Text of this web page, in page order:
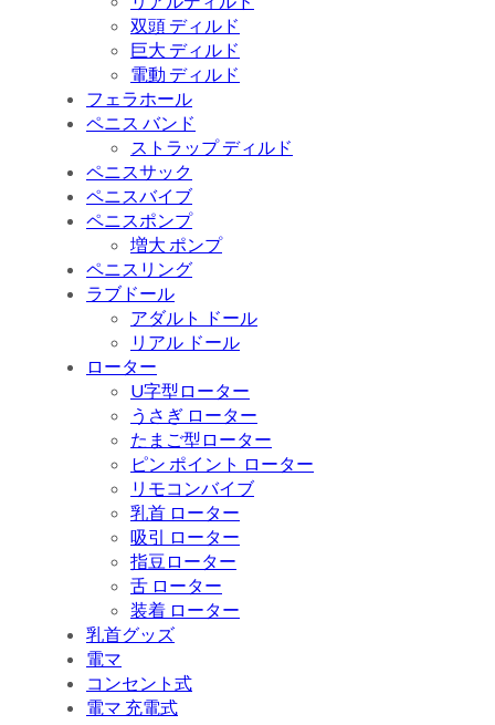
双頭 ディルド
巨大 ディルド
電動 ディルド
フェラホール
ペニス バンド
ストラップ ディルド
ペニスサック
ペニスバイブ
ペニスポンプ
増大 ポンプ
ペニスリング
ラブドール
アダルト ドール
リアル ドール
ローター
U字型ローター
うさぎ ローター
たまご型ローター
ピン ポイント ローター
リモコンバイブ
乳首 ローター
吸引 ローター
指豆ローター
舌 ローター
装着 ローター
乳首グッズ
電マ
コンセント式
電マ 充電式